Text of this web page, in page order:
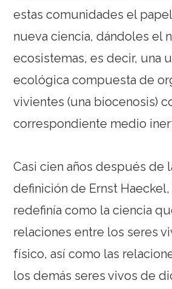
estas comunidades el
nueva ciencia, dándoles el
ecosistemas, es decir, una
ecológica compuesta de
vivientes (una biocenosis)
correspondiente medio
Casi cien años después de
definición de Ernst
redefinía como la ciencia
relaciones entre los seres
físico, así como las
los demás seres vivos de